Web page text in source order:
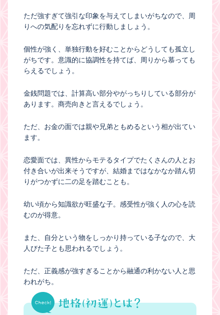
ただ強すぎて強引な印象を与えてしまいがちなので、周
りへの気配りを忘れずに行動しましょう。
個性が強く、単独行動を好むことからどうしても孤立し
がちです。意識的に協調性を持てば、周りから慕っても
らえるでしょう。
金銭問題では、計算高い部分やがっちりしている部分が
あります。商売向きと言えるでしょう。
ただ、お金の面では親や兄弟ともめるという相が出てい
ます。
恋愛面では、異性からモテるタイプでたくさんの人とお
付き合いが出来そうですが、結婚まではなかなか踏ん切
りがつかずに二の足を踏むことも。
幼い頃から知識欲が旺盛な子。感受性が強く人の心を読
むのが得意。
また、自分という物をしっかり持っている子なので、大
人びた子とも思われるでしょう。
ただ、正義感が強すぎることから融通の利かない人と思
われがち。